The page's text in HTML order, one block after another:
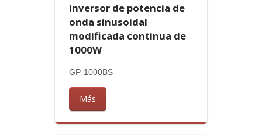
Inversor de potencia de
onda sinusoidal
modificada continua de
1000W
GP-1000BS
Más